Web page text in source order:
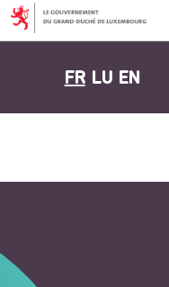
FR LU EN